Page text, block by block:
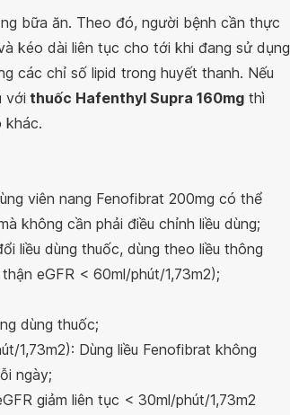
bữa ăn. Theo đó, người bệnh cần thực
kéo dài liên tục cho tới khi đang sử dụng
các chỉ số lipid trong huyết thanh. Nếu
với thuốc Hafenthyl Supra 160mg thì
khác.
viên nang Fenofibrat 200mg có thể
không cần phải điều chỉnh liều dùng;
liều dùng thuốc, dùng theo liều thông
eGFR < 60ml/phút/1,73m2);
dùng thuốc;
1,73m2): Dùng liều Fenofibrat không
ngày;
giảm liên tục < 30ml/phút/1,73m2